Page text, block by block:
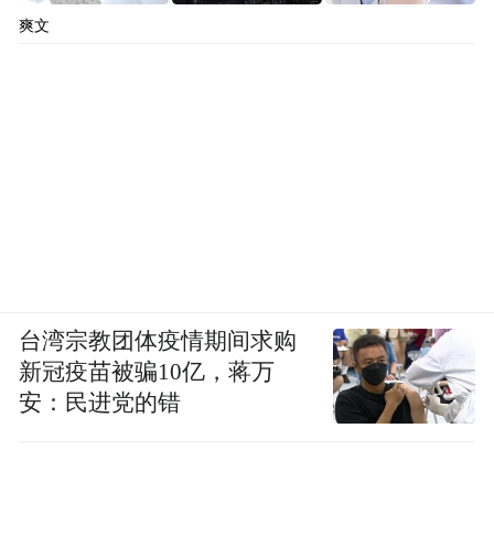
爽文
台湾宗教团体疫情期间求购
新冠疫苗被骗10亿，蒋万
安：民进党的错